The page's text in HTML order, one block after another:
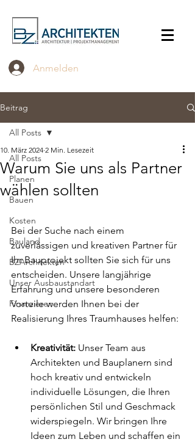
Anmelden
Beitrag
All Posts
Planen
Bauen
Kosten
Bauland
BZArchitekten
Unser Ausbaustandart
Finanzieren
All Posts
Warum Sie uns als Partner
wählen sollten
10. März 2024 2 Min. Lesezeit
Bei der Suche nach einem
zuverlässigen und kreativen Partner für
Ihr Bauprojekt sollten Sie sich für uns
entscheiden. Unsere langjährige
Erfahrung und unsere besonderen
Vorteile werden Ihnen bei der
Realisierung Ihres Traumhauses helfen:
Kreativität: Unser Team aus
Architekten und Bauplanern sind
hoch kreativ und entwickeln
individuelle Lösungen, die Ihren
persönlichen Stil und Geschmack
widerspiegeln. Wir bringen Ihre
Ideen zum Leben und schaffen ein